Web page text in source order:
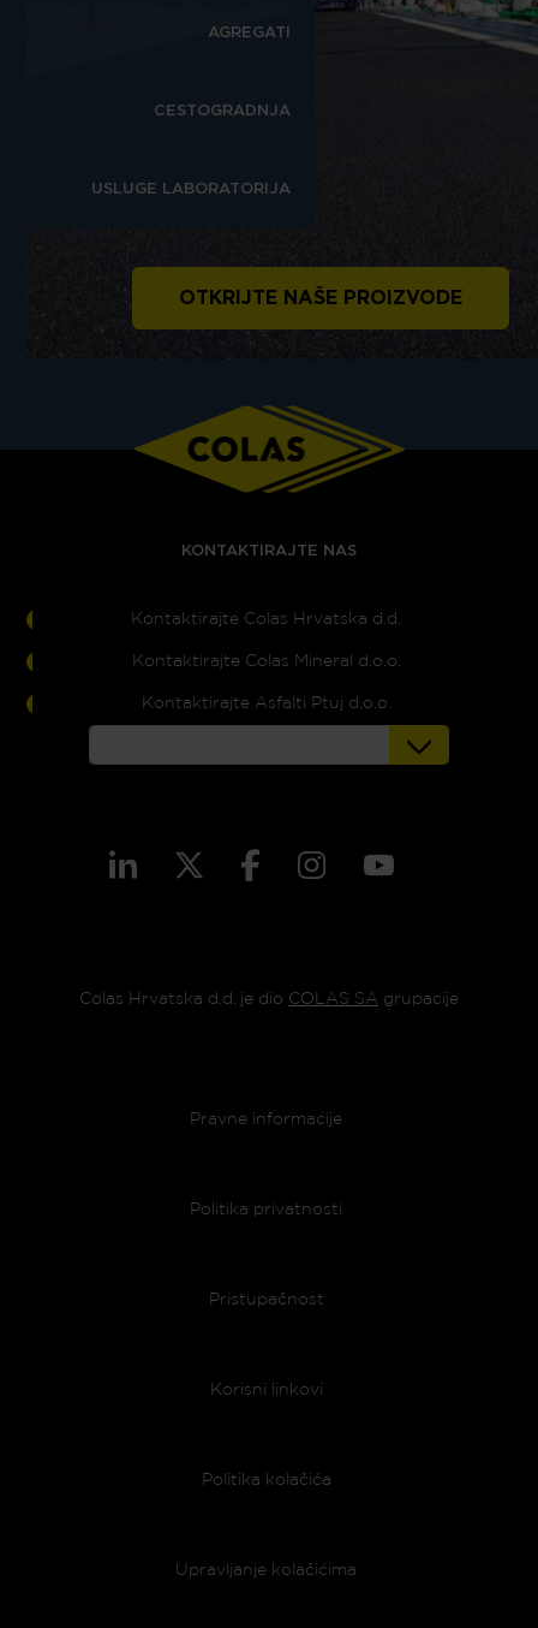
AGREGATI
CESTOGRADNJA
USLUGE LABORATORIJA
OTKRIJTE NAŠE PROIZVODE
KONTAKTIRAJTE NAS
Kontaktirajte Colas Hrvatska d.d.
Kontaktirajte Colas Mineral d.o.o.
Kontaktirajte Asfalti Ptuj d.o.o.
Colas Hrvatska d.d. je dio COLAS SA grupacije
Footer menu
Pravne informacije
Politika privatnosti
Pristupačnost
Korisni linkovi
Politika kolačića
Upravljanje kolačićima